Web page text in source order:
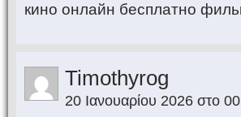
кино онлайн бесплатно
Timothyrog
20 Ιανουαρίου 2026 στο